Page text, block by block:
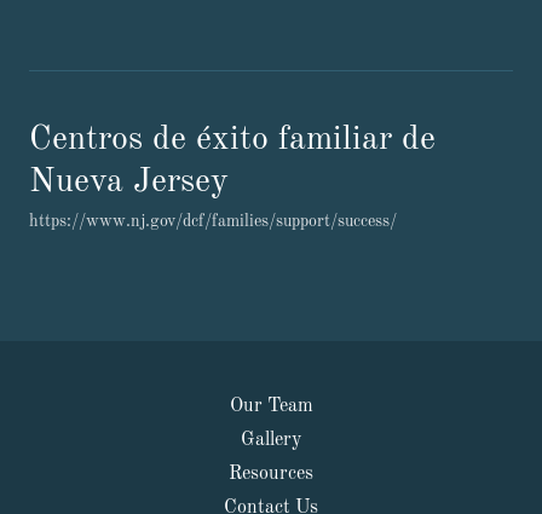
Centros de éxito familiar de
Nueva Jersey
https://www.nj.gov/dcf/families/support/success/
Our Team
Gallery
Resources
Contact Us